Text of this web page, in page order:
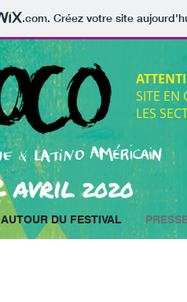
.com. Créez votre site
AUTOUR DU FESTIVAL
SITE EN
LES